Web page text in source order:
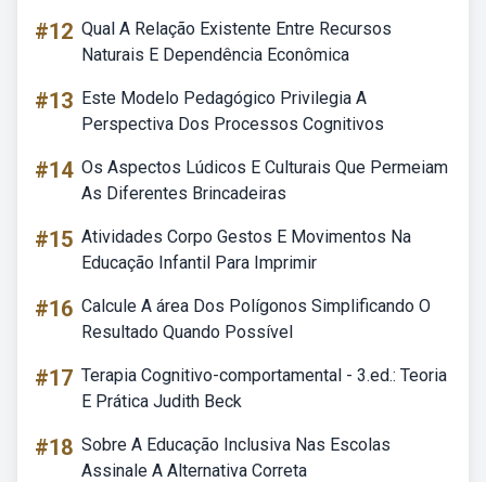
#12 Qual A Relação Existente Entre Recursos
Naturais E Dependência Econômica
#13 Este Modelo Pedagógico Privilegia A
Perspectiva Dos Processos Cognitivos
#14 Os Aspectos Lúdicos E Culturais Que Permeiam
As Diferentes Brincadeiras
#15 Atividades Corpo Gestos E Movimentos Na
Educação Infantil Para Imprimir
#16 Calcule A área Dos Polígonos Simplificando O
Resultado Quando Possível
#17 Terapia Cognitivo-comportamental - 3.ed.: Teoria
E Prática Judith Beck
#18 Sobre A Educação Inclusiva Nas Escolas
Assinale A Alternativa Correta